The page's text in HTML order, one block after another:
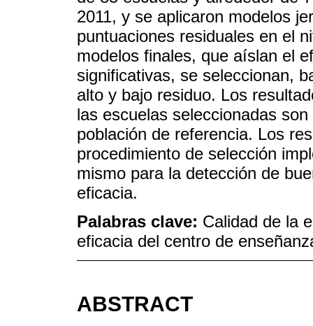
2011, y se aplicaron modelos
puntuaciones residuales en el
modelos finales, que aíslan el
significativas, se seleccionan,
alto y bajo residuo. Los
las escuelas seleccionadas
población de referencia. Los
procedimiento de selección
mismo para la detección de
eficacia.
Palabras clave: Calidad de la
eficacia del centro de
ABSTRACT